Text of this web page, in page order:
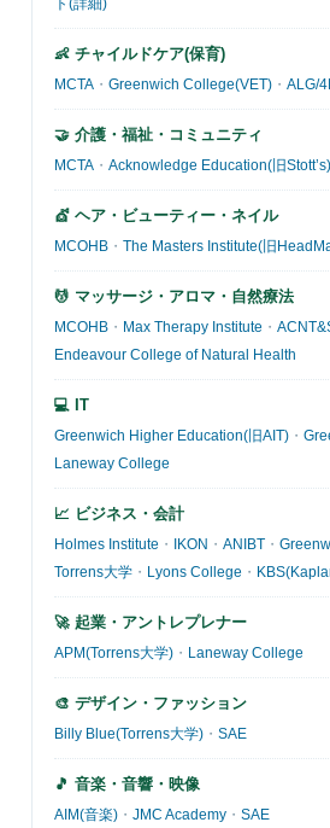
ト(詳細)
👶 チャイルドケア(保育)
MCTA ・ Greenwich College(VET) ・ ALG/
🤝 介護・福祉・コミュニティ
MCTA ・ Acknowledge Education(旧Stott’s)
💇 ヘア・ビューティー・ネイル
MCOHB ・ The Masters Institute(旧
💆 マッサージ・アロマ・自然療法
MCOHB ・ Max Therapy Institute ・
Endeavour College of Natural Health
💻 IT
Greenwich Higher Education(旧AIT) ・
Laneway College
📈 ビジネス・会計
Holmes Institute ・ IKON ・ ANIBT ・
Torrens大学 ・ Lyons College ・
🚀 起業・アントレプレナー
APM(Torrens大学) ・ Laneway College
🎨 デザイン・ファッション
Billy Blue(Torrens大学) ・ SAE
🎵 音楽・音響・映像
AIM(音楽) ・ JMC Academy ・ SAE